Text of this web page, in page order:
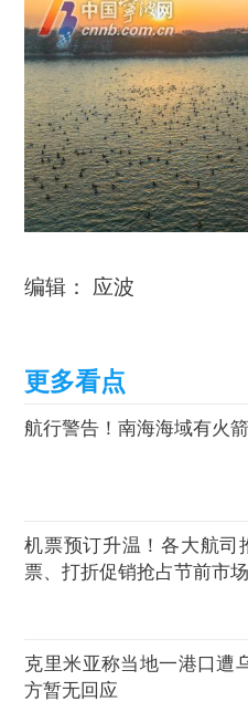
编辑： 应波
航行警告！南海海域有火
机票预订升温！各大航司
票、打折促销抢占节前市场
克里米亚称当地一港口遭
方暂无回应